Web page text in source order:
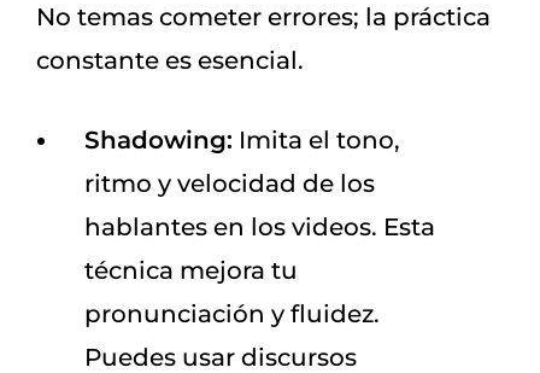
No temas cometer errores; la práctica
constante es esencial.
Shadowing: Imita el tono,
ritmo y velocidad de los
hablantes en los videos. Esta
técnica mejora tu
pronunciación y fluidez.
Puedes usar discursos